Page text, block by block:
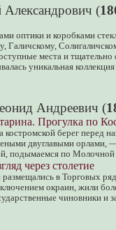
(
оптики и коробками
Галичскому,
места и
уникальная
Андреевич (
Прогулка по
берег перед
двуглавыми орлами,
подымаемся по Молочной
через столетие
в Торговых
окраин, жили
чиновники и